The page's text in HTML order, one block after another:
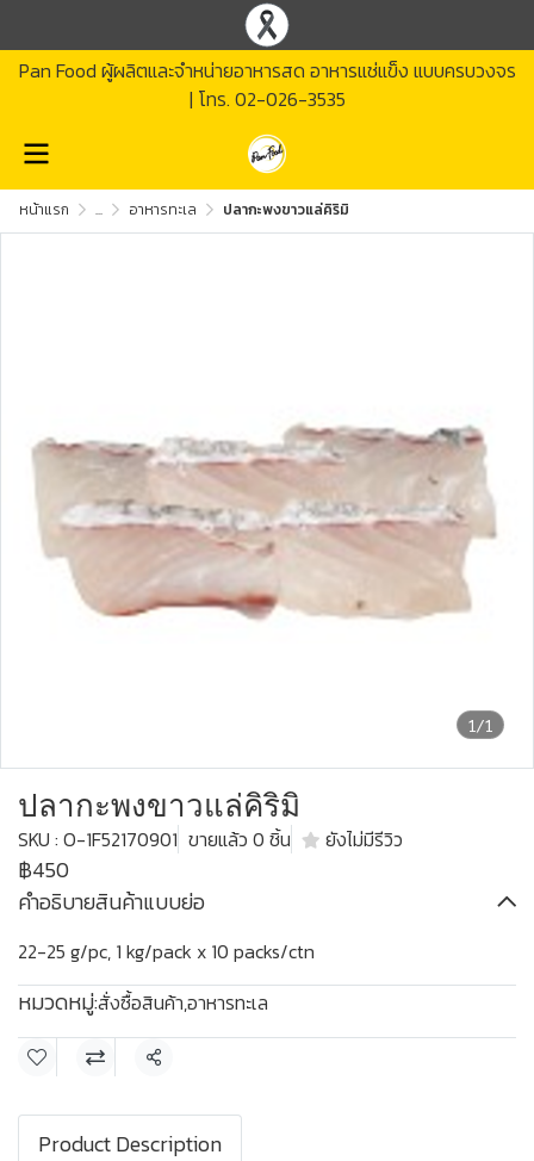
Pan Food ผู้ผลิตและจำหน่ายอาหารสด อาหารแช่แข็ง แบบครบวงจร
| โทร. 02-026-3535
หน้าแรก ... อาหารทะเล ปลากะพงขาวแล่คิริมิ
1/1
ปลากะพงขาวแล่คิริมิ
SKU : O-1F52170901 ขายแล้ว 0 ชิ้น ยังไม่มีรีวิว
฿450
คำอธิบายสินค้าแบบย่อ
22-25 g/pc, 1 kg/pack x 10 packs/ctn
หมวดหมู่:สั่งซื้อสินค้า,อาหารทะเล
แชร์
Product Description